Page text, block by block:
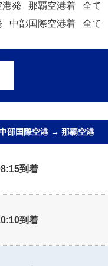
発 那覇空港着 全て
中部国際空港着 全て
部国際空港 → 那覇空港
到着
到着